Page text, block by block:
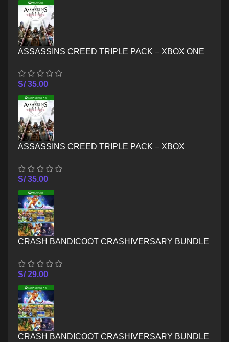
ASSASSINS CREED TRIPLE PACK – XBOX ONE
S/35.00
ASSASSINS CREED TRIPLE PACK – XBOX
S/35.00
CRASH BANDICOOT CRASHIVERSARY BUNDLE
S/29.00
CRASH BANDICOOT CRASHIVERSARY BUNDLE